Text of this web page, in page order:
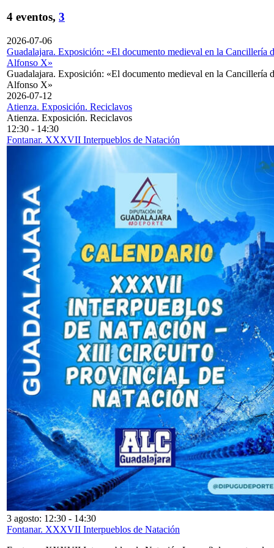
4 eventos, 3
2026-07-06
Guadalajara. Exposición: «El documento medieval en la Cancillería
Alfonso X»
Guadalajara. Exposición: «El documento medieval en la Cancillería
Alfonso X»
2026-07-12
Atienza. Exposición. Reciclavos
Atienza. Exposición. Reciclavos
12:30 - 14:30
Fontanar. XXXVII Interpueblos de Natación
3 agosto: 12:30 - 14:30
Fontanar. XXXVII Interpueblos de Natación